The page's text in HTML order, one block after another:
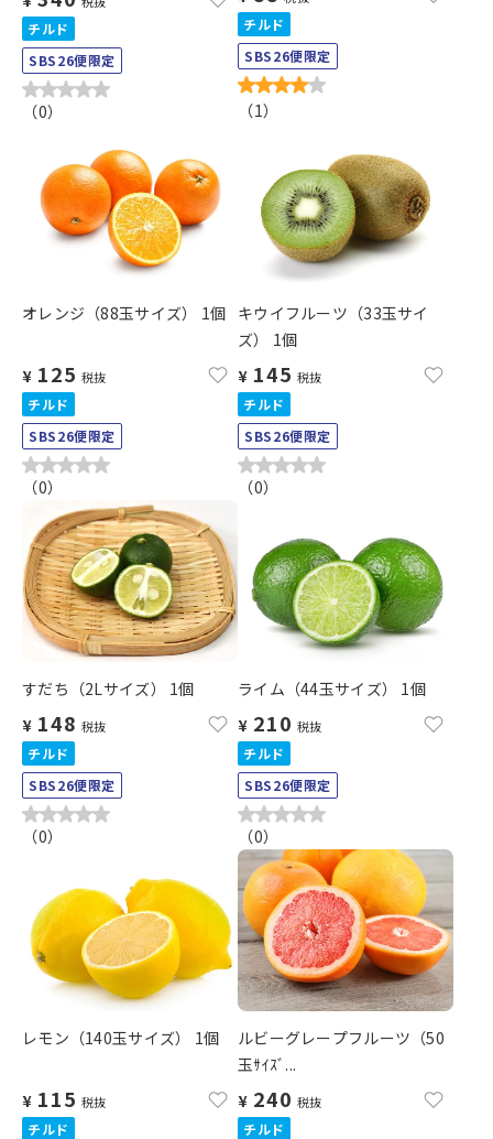
チルド
SBS26便限定
（0）
チルド
SBS26便限定
（1）
オレンジ（88玉サイズ） 1個
¥ 125 税抜
チルド
SBS26便限定
（0）
キウイフルーツ（33玉サイ
ズ） 1個
¥ 145 税抜
チルド
SBS26便限定
（0）
すだち（2Lサイズ） 1個
¥ 148 税抜
チルド
SBS26便限定
（0）
ライム（44玉サイズ） 1個
¥ 210 税抜
チルド
SBS26便限定
（0）
レモン（140玉サイズ） 1個
¥ 115 税抜
チルド
ルビーグレープフルーツ（50
玉ｻｲｽﾞ...
¥ 240 税抜
チルド